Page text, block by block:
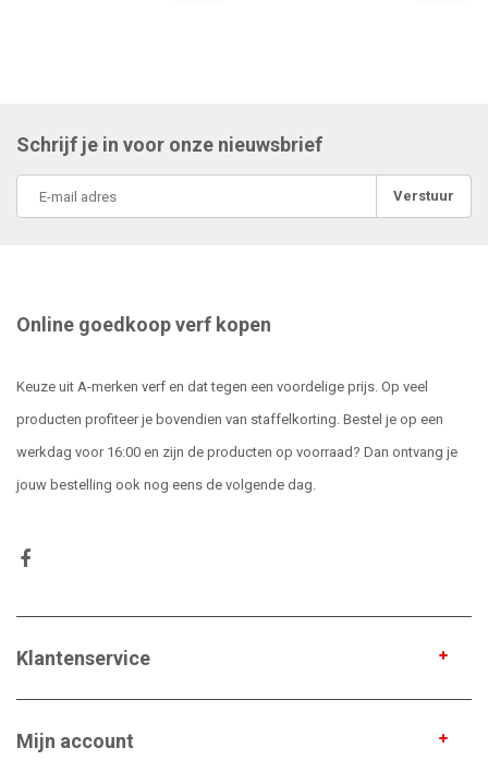
Schrijf je in voor onze nieuwsbrief
Verstuur
Online goedkoop verf kopen
Keuze uit A-merken verf en dat tegen een voordelige prijs. Op veel
producten profiteer je bovendien van staffelkorting. Bestel je op een
werkdag voor 16:00 en zijn de producten op voorraad? Dan ontvang je
jouw bestelling ook nog eens de volgende dag.
Klantenservice
Mijn account